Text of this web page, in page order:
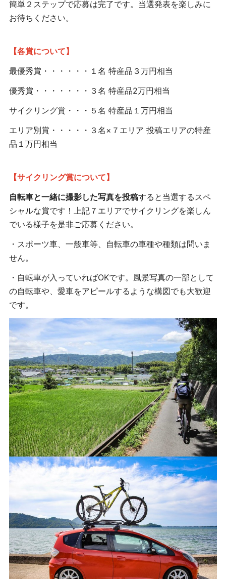
簡単２ステップで応募は完了です。当選発表を楽しみに
お待ちください。
【各賞について】
最優秀賞・・・・・・１名 特産品３万円相当
優秀賞・・・・・・・３名 特産品2万円相当
サイクリング賞・・・５名 特産品１万円相当
エリア別賞・・・・・３名×７エリア 投稿エリアの特産
品１万円相当
【サイクリング賞について】
自転車と一緒に撮影した写真を投稿すると当選するスペ
シャルな賞です！上記７エリアでサイクリングを楽しん
でいる様子を是非ご応募ください。
・スポーツ車、一般車等、自転車の車種や種類は問いま
せん。
・自転車が入っていればOKです。風景写真の一部として
の自転車や、愛車をアピールするような構図でも大歓迎
です。